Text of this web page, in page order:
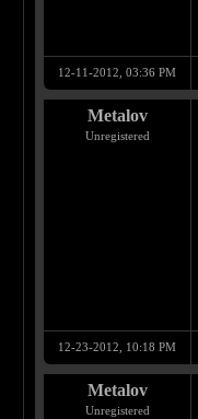
12-11-2012, 03:36 PM
Metalov
Unregistered
12-23-2012, 10:18 PM
Metalov
Unregistered